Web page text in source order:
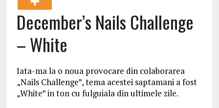
December’s Nails Challenge
– White
Iata-ma la o noua provocare din colaborarea
„Nails Challenge”, tema acestei saptamani a fost
„White” in ton cu fulguiala din ultimele zile.